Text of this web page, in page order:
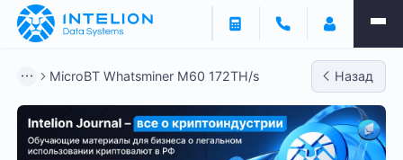
MicroBT Whatsminer M60 172TH/s Назад